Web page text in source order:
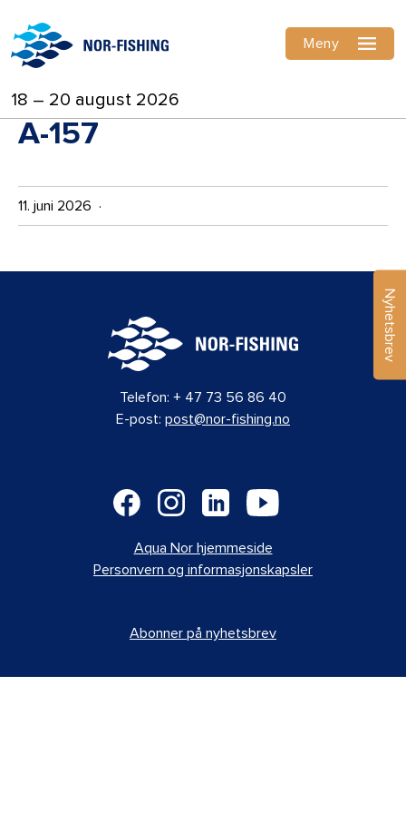
18 – 20 august 2026
Meny
A-157
11. juni 2026 ·
Nyhetsbrev
Telefon: + 47 73 56 86 40
E-post: post@nor-fishing.no
Aqua Nor hjemmeside
Personvern og informasjonskapsler
Abonner på nyhetsbrev